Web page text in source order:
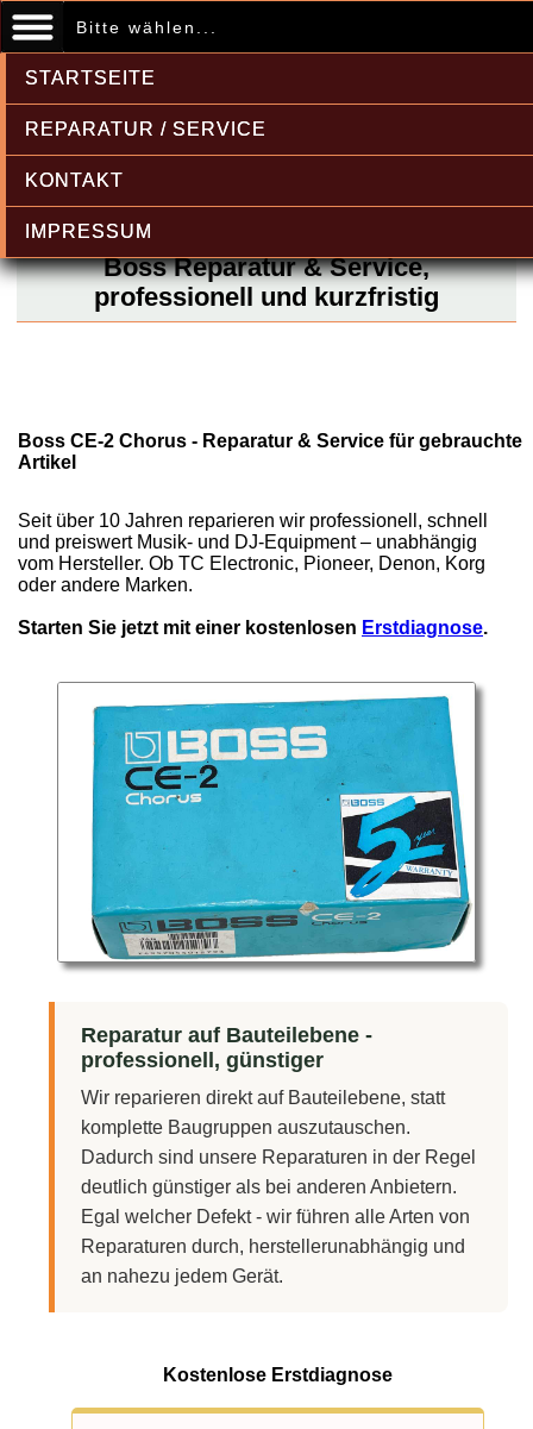
Bitte wählen...
STARTSEITE
REPARATUR / SERVICE
KONTAKT
IMPRESSUM
Boss Reparatur & Service,
professionell und kurzfristig
Boss CE-2 Chorus - Reparatur & Service für gebrauchte
Artikel
Seit über 10 Jahren reparieren wir professionell, schnell
und preiswert Musik- und DJ-Equipment – unabhängig
vom Hersteller. Ob TC Electronic, Pioneer, Denon, Korg
oder andere Marken.
Starten Sie jetzt mit einer kostenlosen Erstdiagnose.
Reparatur auf Bauteilebene -
professionell, günstiger
Wir reparieren direkt auf Bauteilebene, statt
komplette Baugruppen auszutauschen.
Dadurch sind unsere Reparaturen in der Regel
deutlich günstiger als bei anderen Anbietern.
Egal welcher Defekt - wir führen alle Arten von
Reparaturen durch, herstellerunabhängig und
an nahezu jedem Gerät.
Kostenlose Erstdiagnose